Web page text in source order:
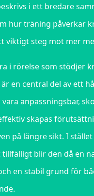
i ett bredare
hur träning påverkar
viktigt steg mot mer
i rörelse som stödjer
en central del av ett
anpassningsbar,
skapas
på längre sikt. I
blir den då en
en stabil grund för